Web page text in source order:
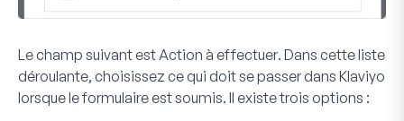
Le champ suivant estAction à effectuer. Dans cette liste
déroulante, choisissez ce qui doit se passer dans Klaviyo
lorsque le formulaire est soumis. Il existe trois options :